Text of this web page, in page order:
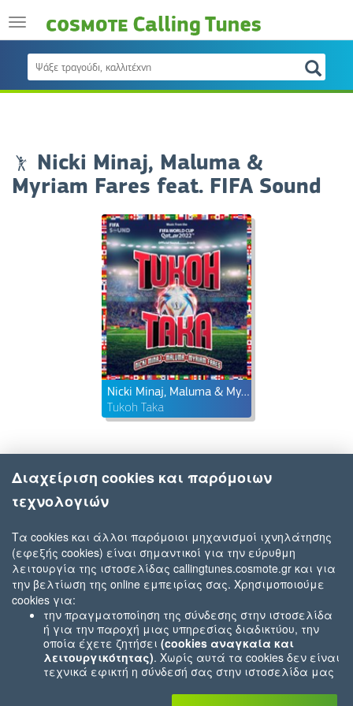
Nicki Minaj, Maluma &
Myriam Fares feat. FIFA Sound
Nicki Minaj, Maluma & Myriam Fares feat. FIFA Sound
Tukoh Taka
Διαχείριση cookies και παρόμοιων
τεχνολογιών
Τα cookies και άλλοι παρόμοιοι μηχανισμοί ιχνηλάτησης
(εφεξής cookies) είναι σημαντικοί για την εύρυθμη
λειτουργία της ιστοσελίδας callingtunes.cosmote.gr και για
την βελτίωση της online εμπειρίας σας. Χρησιμοποιούμε
cookies για:
την πραγματοποίηση της σύνδεσης στην ιστοσελίδα
ή για την παροχή μιας υπηρεσίας διαδικτύου, την
οποία έχετε ζητήσει (cookies αναγκαία και
λειτουργικότητας). Χωρίς αυτά τα cookies δεν είναι
τεχνικά εφικτή η σύνδεσή σας στην ιστοσελίδα μας
που εσείς μας ζητήσατε (π.χ.cookies που αφορούν